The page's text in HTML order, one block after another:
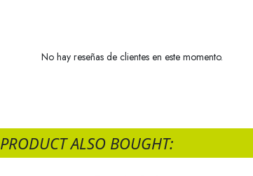
No hay reseñas de clientes en este momento.
PRODUCT ALSO BOUGHT: